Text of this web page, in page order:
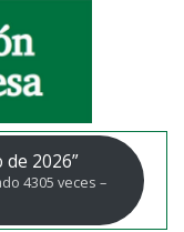
2026”
4305 veces –